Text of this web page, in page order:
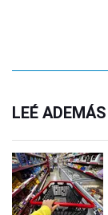
LEÉ ADEMÁS